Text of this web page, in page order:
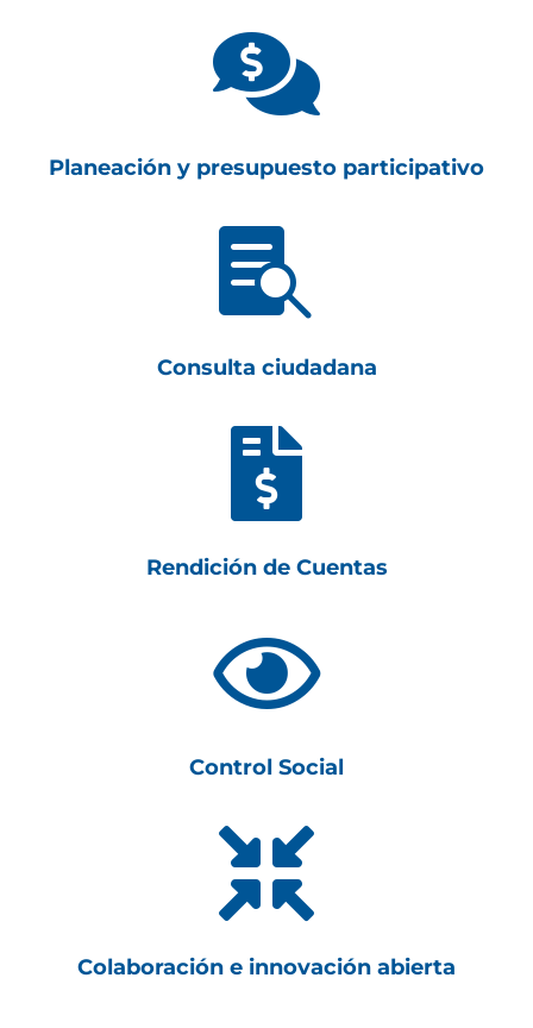

Planeación y presupuesto participativo

Consulta ciudadana

Rendición de Cuentas

Control Social

Colaboración e innovación abierta